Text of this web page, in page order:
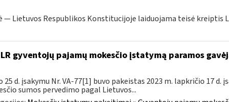
— Lietuvos Respublikos Konstitucijoje laiduojama teisė kreiptis
gyventojų pajamų mokesčio įstatymą paramos
d. įsakymu Nr. VA-77[1] buvo pakeistas 2023 m. lapkričio 17 d.
sumos pervedimo pagal Lietuvos...